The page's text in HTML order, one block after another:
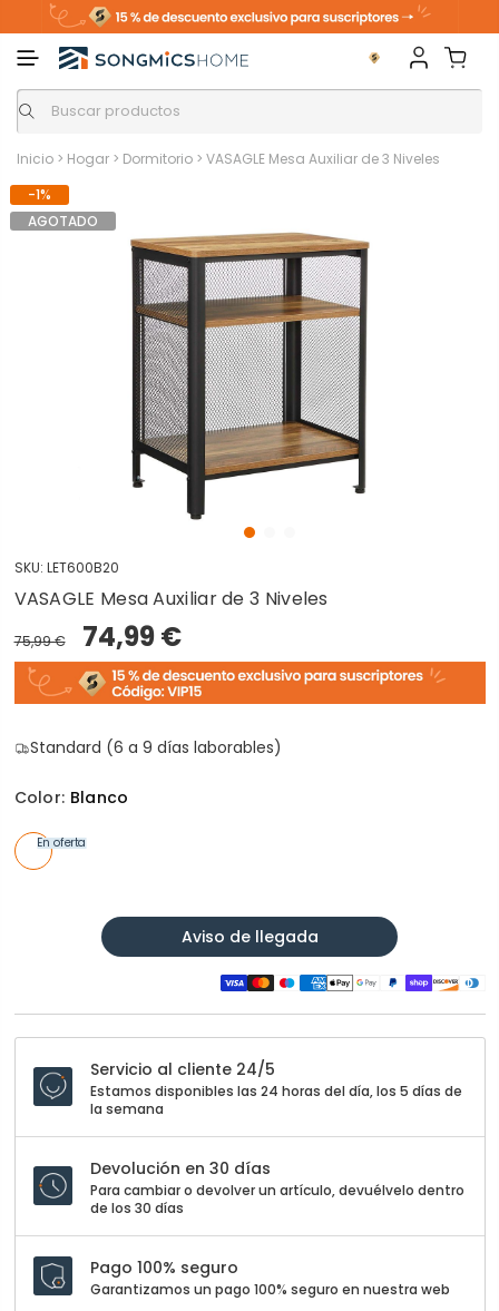
Inicio > Hogar > Dormitorio > VASAGLE Mesa Auxiliar de 3 Niveles
-1%
AGOTADO
SKU: LET600B20
VASAGLE Mesa Auxiliar de 3 Niveles
75,99 € 74,99 €
Standard (6 a 9 días laborables)
Color: Blanco
En oferta
Aviso de llegada
Servicio al cliente 24/5
Estamos disponibles las 24 horas del día, los 5 días de
la semana
Devolución en 30 días
Para cambiar o devolver un artículo, devuélvelo dentro
de los 30 días
Pago 100% seguro
Garantizamos un pago 100% seguro en nuestra web